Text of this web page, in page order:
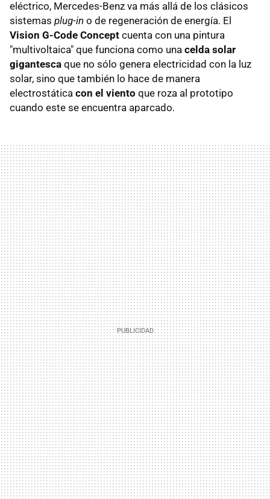
eléctrico, Mercedes-Benz va más allá de los clásicos
sistemas plug-in o de regeneración de energía. El
Vision G-Code Concept cuenta con una pintura
"multivoltaica" que funciona como una celda solar
gigantesca que no sólo genera electricidad con la luz
solar, sino que también lo hace de manera
electrostática con el viento que roza al prototipo
cuando este se encuentra aparcado.